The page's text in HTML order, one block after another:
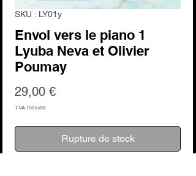
SKU : LY01y
Envol vers le piano 1
Lyuba Neva et Olivier
Poumay
29,00 €Prix
TVA Incluse
Rupture de stock